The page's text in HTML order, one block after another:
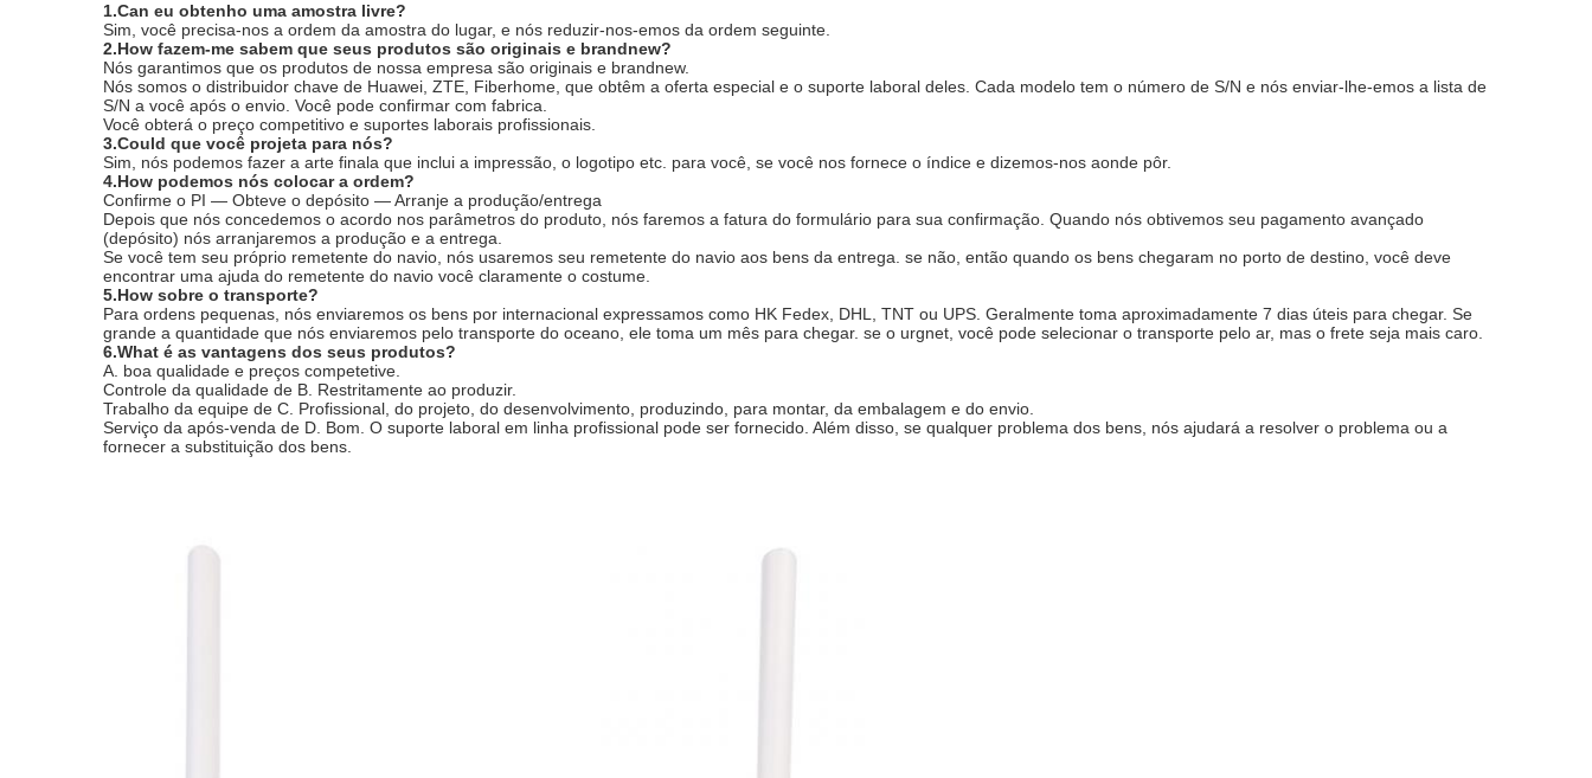
1.Can eu obtenho uma amostra livre?
Sim, você precisa-nos a ordem da amostra do lugar, e nós reduzir-nos-emos da ordem seguinte.
2.How fazem-me sabem que seus produtos são originais e brandnew?
Nós garantimos que os produtos de nossa empresa são originais e brandnew.
Nós somos o distribuidor chave de Huawei, ZTE, Fiberhome, que obtêm a oferta especial e o suporte laboral deles. Cada modelo tem o número de S/N e nós enviar-lhe-emos a lista de
S/N a você após o envio. Você pode confirmar com fabrica.
Você obterá o preço competitivo e suportes laborais profissionais.
3.Could que você projeta para nós?
Sim, nós podemos fazer a arte finala que inclui a impressão, o logotipo etc. para você, se você nos fornece o índice e dizemos-nos aonde pôr.
4.How podemos nós colocar a ordem?
Confirme o PI — Obteve o depósito — Arranje a produção/entrega
Depois que nós concedemos o acordo nos parâmetros do produto, nós faremos a fatura do formulário para sua confirmação. Quando nós obtivemos seu pagamento avançado
(depósito) nós arranjaremos a produção e a entrega.
Se você tem seu próprio remetente do navio, nós usaremos seu remetente do navio aos bens da entrega. se não, então quando os bens chegaram no porto de destino, você deve
encontrar uma ajuda do remetente do navio você claramente o costume.
5.How sobre o transporte?
Para ordens pequenas, nós enviaremos os bens por internacional expressamos como HK Fedex, DHL, TNT ou UPS. Geralmente toma aproximadamente 7 dias úteis para chegar. Se
grande a quantidade que nós enviaremos pelo transporte do oceano, ele toma um mês para chegar. se o urgnet, você pode selecionar o transporte pelo ar, mas o frete seja mais caro.
6.What é as vantagens dos seus produtos?
A. boa qualidade e preços competetive.
Controle da qualidade de B. Restritamente ao produzir.
Trabalho da equipe de C. Profissional, do projeto, do desenvolvimento, produzindo, para montar, da embalagem e do envio.
Serviço da após-venda de D. Bom. O suporte laboral em linha profissional pode ser fornecido. Além disso, se qualquer problema dos bens, nós ajudará a resolver o problema ou a
fornecer a substituição dos bens.